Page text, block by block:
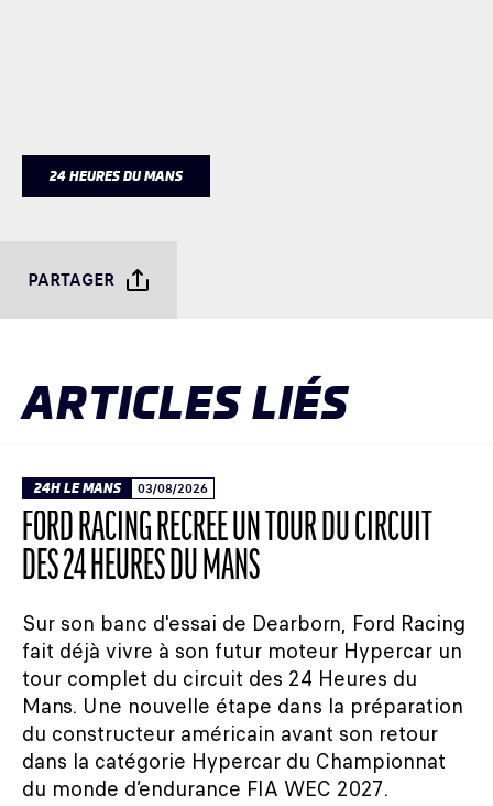
24 HEURES DU MANS
PARTAGER
ARTICLES LIÉS
24H LE MANS 03/08/2026
FORD RACING RECRÉE UN TOUR DU CIRCUIT
DES 24 HEURES DU MANS
Sur son banc d'essai de Dearborn, Ford Racing
fait déjà vivre à son futur moteur Hypercar un
tour complet du circuit des 24 Heures du
Mans. Une nouvelle étape dans la préparation
du constructeur américain avant son retour
dans la catégorie Hypercar du Championnat
du monde d’endurance FIA WEC 2027.